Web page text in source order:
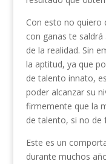
Con esto no quiero
con ganas te
de la realidad. Sin
la aptitud, ya que
de talento innato,
poder alcanzar su
firmemente que la
de talento, si no de
Este es un
durante muchos